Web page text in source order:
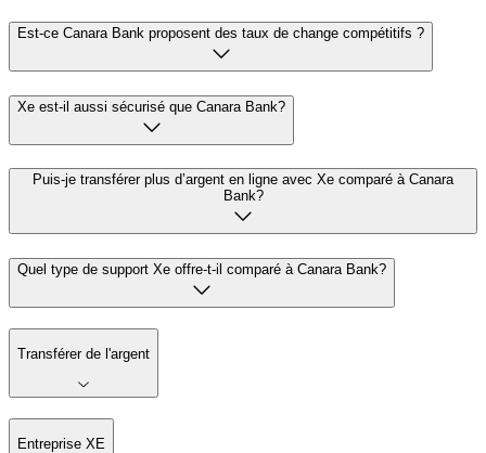
Est-ce Canara Bank proposent des taux de change compétitifs ?
Xe est-il aussi sécurisé que Canara Bank?
Puis-je transférer plus d’argent en ligne avec Xe comparé à Canara
Bank?
Quel type de support Xe offre-t-il comparé à Canara Bank?
Transférer de l'argent
Entreprise XE